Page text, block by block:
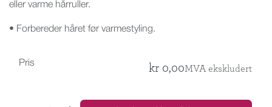
eller varme hårruller.
• Forbereder håret før varmestyling.
Pris kr 0,00MVA ekskludert